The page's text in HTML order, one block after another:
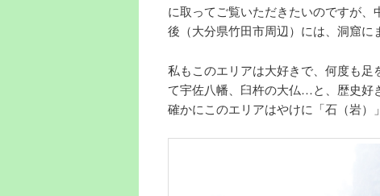
に取ってご覧いただきたいのですが
後（大分県竹田市周辺）には、洞窟に
私もこのエリアは大好きで、何度も
て宇佐八幡、臼杵の大仏…と、歴史好
確かにこのエリアはやけに「石（岩）